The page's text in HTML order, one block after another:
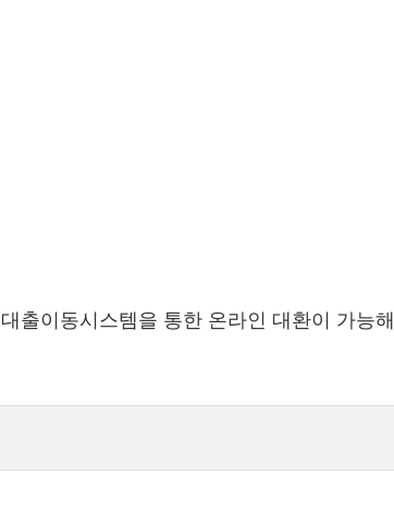
출이동시스템을 통한 온라인 대환이 가능해